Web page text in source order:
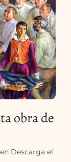
obra de
Descarga el